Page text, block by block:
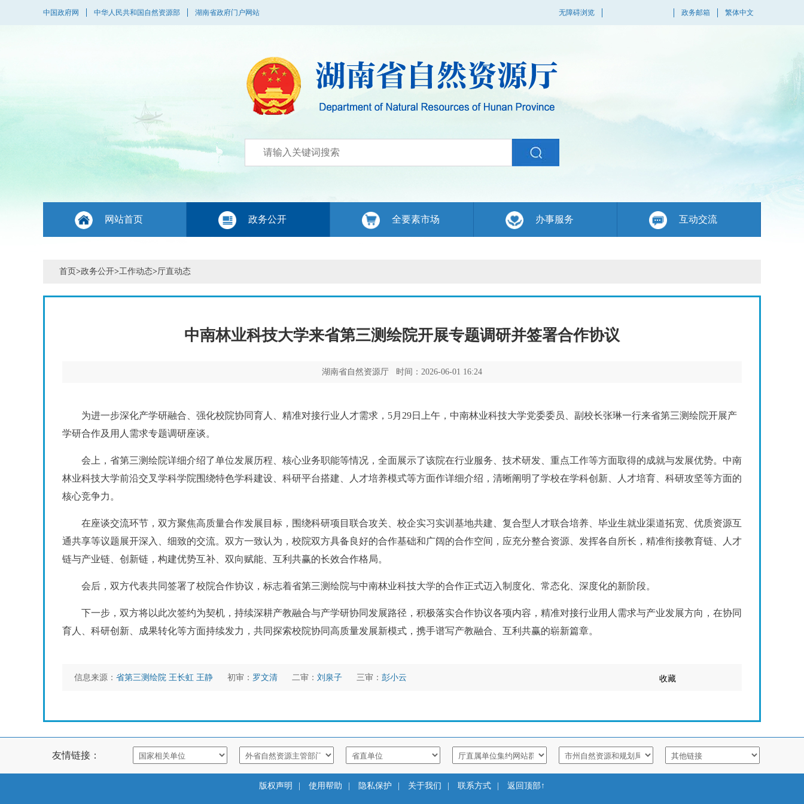
中国政府网 中华人民共和国自然资源部 湖南省政府门户网站 无障碍浏览 政务邮箱 繁体中文
网站首页 政务公开 全要素市场 办事服务 互动交流
首页>政务公开>工作动态>厅直动态
中南林业科技大学来省第三测绘院开展专题调研并签署合作协议
湖南省自然资源厅 时间：2026-06-01 16:24
为进一步深化产学研融合、强化校院协同育人、精准对接行业人才需求， 5月29日上午，中南林业科技大学党委委员、副校长张琳一行来省第三测绘院开展产
学研合作及用人需求专题调研座谈。
会上，省第三测绘院详细介绍了单位发展历程、核心业务职能等情况，全面展示了该院在行业服务、技术研发、重点工作等方面取得的成就与发展优势。中南
林业科技大学前沿交叉学科学院围绕特色学科建设、科研平台搭建、人才培养模式等方面作详细介绍，清晰阐明了学校在学科创新、人才培育、科研攻坚等方面的
核心竞争力。
在座谈交流环节，双方聚焦高质量合作发展目标，围绕科研项目联合攻关、校企实习实训基地共建、复合型人才联合培养、毕业生就业渠道拓宽、优质资源互
通共享等议题展开深入、细致的交流。双方一致认为，校院双方具备良好的合作基础和广阔的合作空间，应充分整合资源、发挥各自所长，精准衔接教育链、人才
链与产业链、创新链，构建优势互补、双向赋能、互利共赢的长效合作格局。
会后，双方代表共同签署了校院合作协议，标志着省第三测绘院与中南林业科技大学的合作正式迈入制度化、常态化、深度化的新阶段。
下一步，双方将以此次签约为契机，持续深耕产教融合与产学研协同发展路径，积极落实合作协议各项内容，精准对接行业用人需求与产业发展方向，在协同
育人、科研创新、成果转化等方面持续发力，共同探索校院协同高质量发展新模式，携手谱写产教融合、互利共赢的崭新篇章。
信息来源： 省第三测绘院 王长虹 王静 初审： 罗文清 二审： 刘泉子 三审： 彭小云 收藏
友情链接：
版权声明 使用帮助 隐私保护 关于我们 联系方式 返回顶部↑